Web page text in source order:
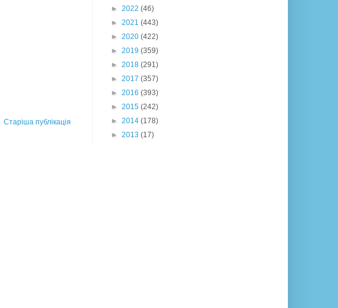
Старіша публікація
► 2022 (46)
► 2021 (443)
► 2020 (422)
► 2019 (359)
► 2018 (291)
► 2017 (357)
► 2016 (393)
► 2015 (242)
► 2014 (178)
► 2013 (17)